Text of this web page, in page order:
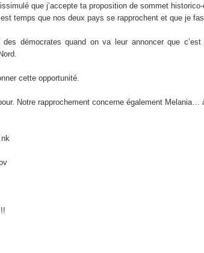
que j’accepte ta proposition de sommet historico-
temps que nos deux pays se rapprochent et que je
des démocrates quand on va leur annoncer que
cette opportunité.
Notre rapprochement concerne également Melania…